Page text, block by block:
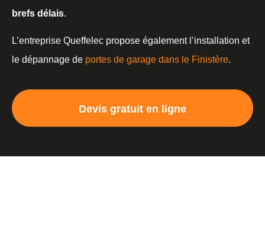
brefs délais.
L’entreprise Queffelec propose également l’installation et
le dépannage de portes de garage dans le Finistère.
Devis gratuit en ligne